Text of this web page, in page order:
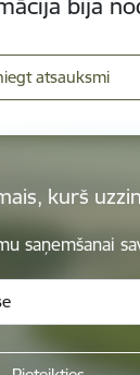
atsauksmi
kurš
saņemšanai